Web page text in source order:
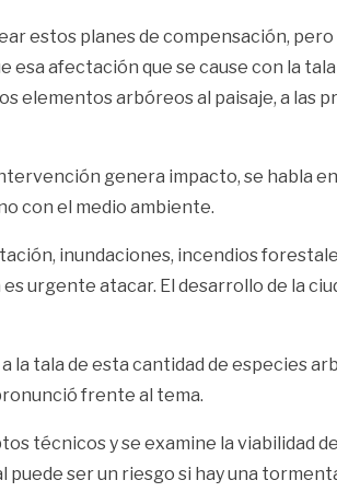
estos planes de compensación,
afectación que se cause con la
elementos arbóreos al paisaje, a las
genera impacto, se habla
con el medio ambiente.
inundaciones, incendios
urgente atacar. El desarrollo de la
tala de esta cantidad de especies
frente al tema.
técnicos y se examine la viabilidad
ser un riesgo si hay una